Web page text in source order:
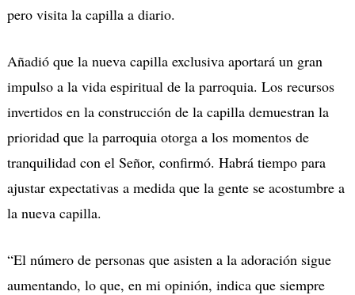
pero visita la capilla a diario.
Añadió que la nueva capilla exclusiva aportará un gran
impulso a la vida espiritual de la parroquia. Los recursos
invertidos en la construcción de la capilla demuestran la
prioridad que la parroquia otorga a los momentos de
tranquilidad con el Señor, confirmó. Habrá tiempo para
ajustar expectativas a medida que la gente se acostumbre a
la nueva capilla.
“El número de personas que asisten a la adoración sigue
aumentando, lo que, en mi opinión, indica que siempre